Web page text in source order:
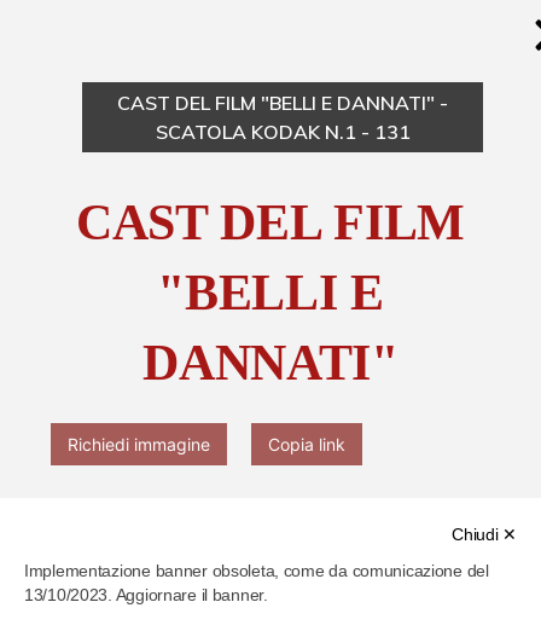
Chi è Paolo Ferrari
Contattaci
CAST DEL FILM "BELLI E DANNATI" -
SCATOLA KODAK N.1 - 131
CAST DEL FILM
"BELLI E
DANNATI"
Richiedi immagine Copia link
Cod. identificativo
Chiudi ✕
Implementazione banner obsoleta, come da comunicazione del
13/10/2023. Aggiornare il banner.